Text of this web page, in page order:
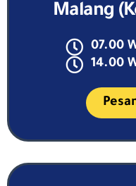
Malang
07.00
14.00